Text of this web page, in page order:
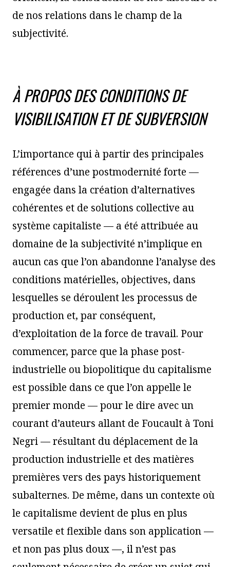
de nos relations dans le champ de la
subjectivité.
À PROPOS DES CONDITIONS DE
VISIBILISATION ET DE SUBVERSION
L’importance qui à partir des principales
références d’une postmodernité forte —
engagée dans la création d’alternatives
cohérentes et de solutions collective au
système capitaliste — a été attribuée au
domaine de la subjectivité n’implique en
aucun cas que l’on abandonne l’analyse des
conditions matérielles, objectives, dans
lesquelles se déroulent les processus de
production et, par conséquent,
d’exploitation de la force de travail. Pour
commencer, parce que la phase post-
industrielle ou biopolitique du capitalisme
est possible dans ce que l’on appelle le
premier monde — pour le dire avec un
courant d’auteurs allant de Foucault à Toni
Negri — résultant du déplacement de la
production industrielle et des matières
premières vers des pays historiquement
subalternes. De même, dans un contexte où
le capitalisme devient de plus en plus
versatile et flexible dans son application —
et non pas plus doux —, il n’est pas